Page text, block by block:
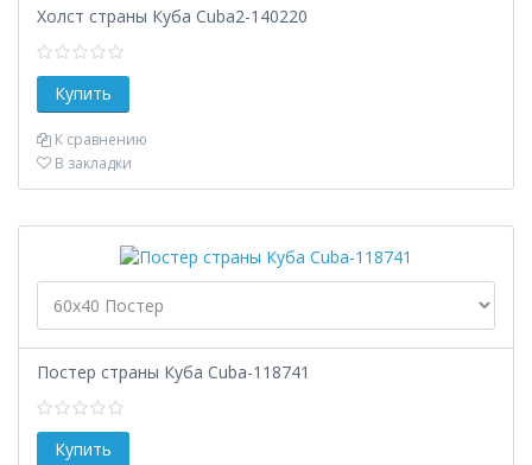
Холст страны Куба Cuba2-140220
К сравнению
В закладки
Постер страны Куба Cuba-118741